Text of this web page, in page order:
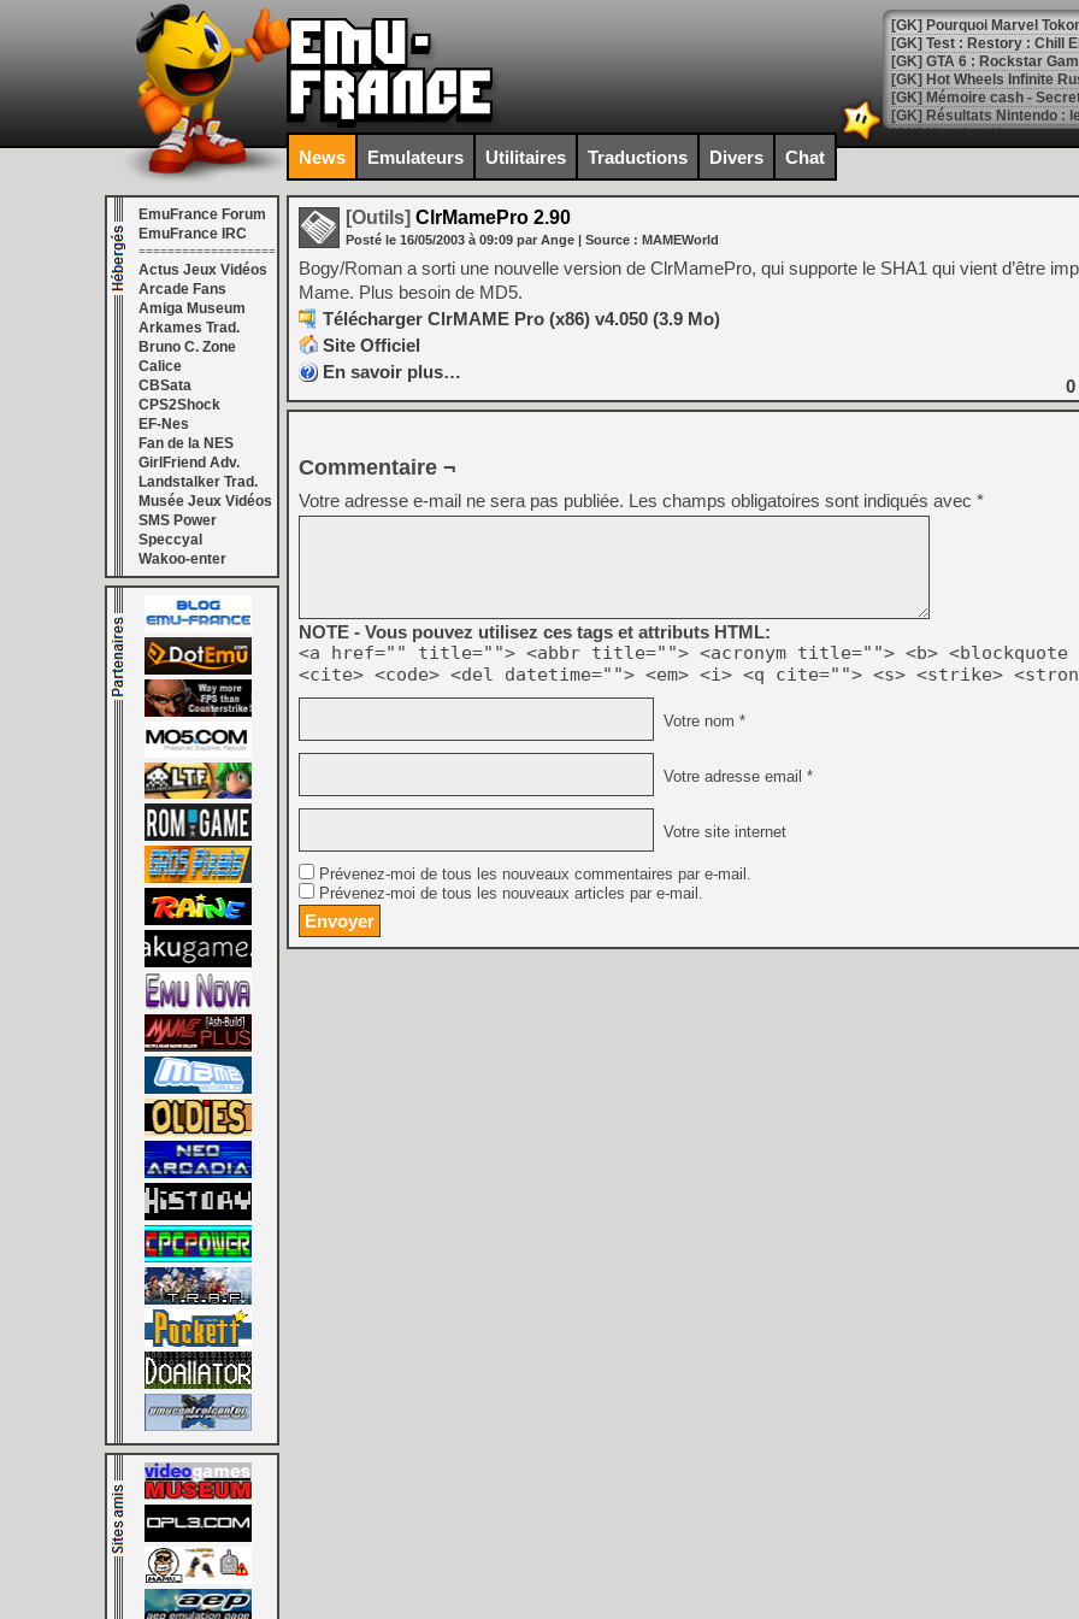
[GK] Pourquoi Marvel
[GK] Test : Restory : Chill
[GK] GTA 6 : Rockstar
[GK] Hot Wheels Infinite
[GK] Mémoire cash -
[GK] Résultats Nintendo :
[GK] Déjà des
[Mo5] Brickboy cherche à
[GK] Minecraft et ses «
[GK] Beast of
[GK] Ubisoft : fin de partie
[GK] Mémoire cash -
[GK] Dan Houser (GTA)
[GK] Comment EA Sports
[GK] Crimson Moon : un
[GK] Isle of Reveries : le
[GK] Moonlighter 2 : The
[GK] Capcom relance
[Mo5] Deux inédits du
[GK] Le beat'em up The
[GK] Endless Legend 2 :
[LS] [PS5] Le WebKit
[GK] Oubliez Crazy Taxi,
[LS] [Switch] NSZ 5.0.0
[GK] No More Room in
[GK] Un chatbot Atelier
[GK] Mémoire cash -
[GK] Nvidia : le prix des
[GK] Suikoden Star Leap
[Mo5] La mini borne
News Emulateurs Utilitaires Traductions Divers Chat
EmuFrance Forum
EmuFrance IRC
===================
Actus Jeux Vidéos
Arcade Fans
Amiga Museum
Arkames Trad.
Bruno C. Zone
Calice
CBSata
CPS2Shock
EF-Nes
Fan de la NES
GirlFriend Adv.
Landstalker Trad.
Musée Jeux Vidéos
SMS Power
Speccyal
Wakoo-enter
[Outils] ClrMamePro 2.90
Posté le 16/05/2003 à 09:09 par Ange | Source : MAMEWorld
Bogy/Roman a sorti une nouvelle version de ClrMamePro, qui supporte le SHA1 qui vient d’être
Mame. Plus besoin de MD5.
Télécharger ClrMAME Pro (x86) v4.050 (3.9 Mo)
Site Officiel
En savoir plus…
0
Commentaire ¬
Votre adresse e-mail ne sera pas publiée. Les champs obligatoires sont indiqués avec *
NOTE - Vous pouvez utilisez ces tags et attributs HTML:
<a href="" title=""> <abbr title=""> <acronym title=""> <b> <blockquote
<cite> <code> <del datetime=""> <em> <i> <q cite=""> <s> <strike>
Votre nom *
Votre adresse email *
Votre site internet
Prévenez-moi de tous les nouveaux commentaires par e-mail.
Prévenez-moi de tous les nouveaux articles par e-mail.